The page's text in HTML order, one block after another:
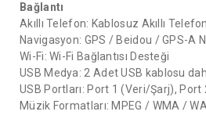
Bağlantı
Akıllı Telefon: Kablosuz Akıllı
Navigasyon: GPS / Beidou / GPS-A
Wi-Fi: Wi-Fi Bağlantısı Desteği
USB Medya: 2 Adet USB kablosu
USB Portları: Port 1 (Veri/Şarj), Port
Müzik Formatları: MPEG / WMA /